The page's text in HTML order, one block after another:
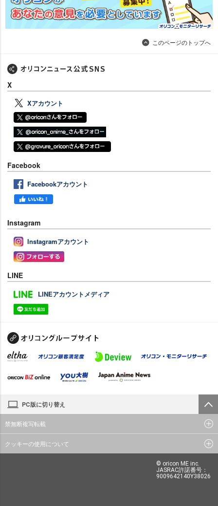
このページのトップへ
X
Xアカウント
Facebook
Facebookアカウント
Instagram
Instagramアカウント
LINE
LINEアカウントメディア
PC版に切り替え
禁無断複写転載
クッキーの使用について
© oricon ME inc.
JASRAC許諾番号：
9009642140Y38026